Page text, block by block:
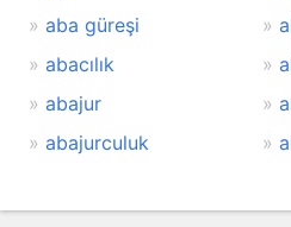
aba güreşi
abacılık
abajur
abajurculuk